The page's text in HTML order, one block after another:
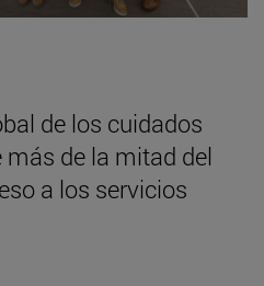
de los cuidados
de la mitad del
a los servicios